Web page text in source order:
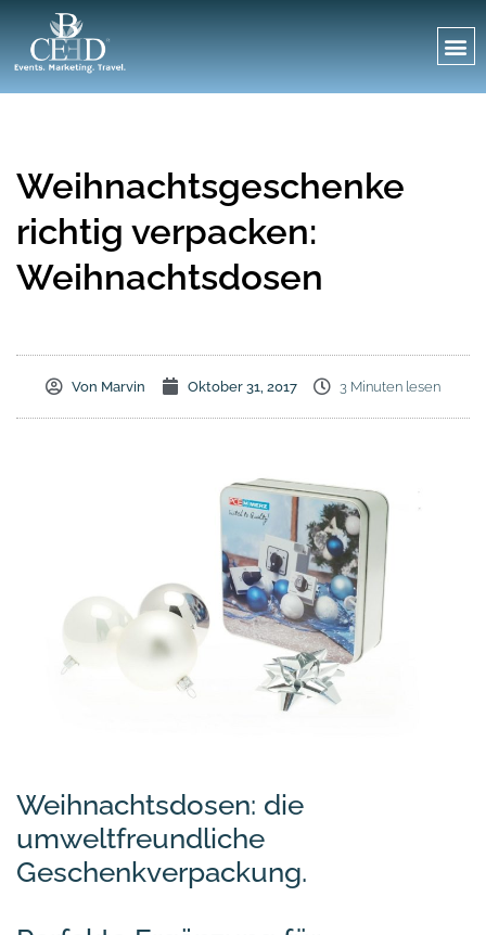
Weihnachtsgeschenke
richtig verpacken:
Weihnachtsdosen
Von Marvin Oktober 31, 2017 3 Minuten lesen
Weihnachtsdosen: die
umweltfreundliche
Geschenkverpackung.